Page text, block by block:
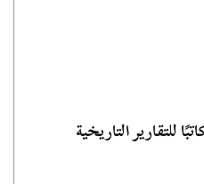
للتقارير التاريخية